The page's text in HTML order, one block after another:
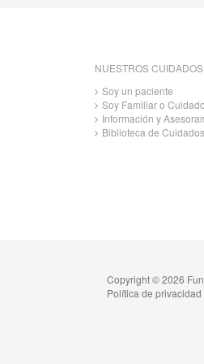
NUESTROS CUIDADOS
Soy un paciente
Soy Familiar o
Información y
Biblioteca de Cuidados
Copyright © 2026
Política de privacidad